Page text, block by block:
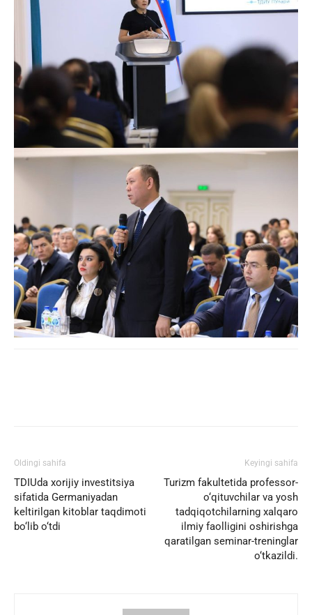
Oldingi sahifa
TDIUda xorijiy investitsiya
sifatida Germaniyadan
keltirilgan kitoblar taqdimoti
bo‘lib o‘tdi
Keyingi sahifa
Turizm fakultetida professor-
o‘qituvchilar va yosh
tadqiqotchilarning xalqaro
ilmiy faolligini oshirishga
qaratilgan seminar-treninglar
o‘tkazildi.